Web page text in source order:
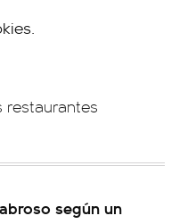
restaurantes
según un